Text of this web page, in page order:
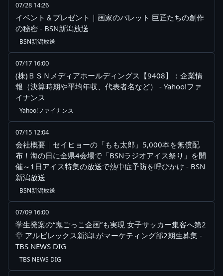
07/28 14:26
イベント＆プレゼント｜画家のパレット 巨匠たちの創作
の秘密 - BSN新潟放送
BSN新潟放送
07/17 16:00
(株)ＢＳＮメディアホールディングス【9408】：企業情
報（決算時期や平均年収、代表者名など） - Yahoo!ファ
イナンス
Yahoo!ファイナンス
07/15 12:04
会社概要｜セイヒョーの「もも太郎」5,000本を無償配
布！海の日に全県4会場で「BSNラジオアイス祭り」を開
催～1日アイス特集の放送で熱中症予防を呼びかけ - BSN
新潟放送
BSN新潟放送
07/09 16:00
学生発案の“鬼ごっこ企画”も実現 女子サッカー集客へ第2
章 アルビレックス新潟Lがマーケティング部2期生募集 -
TBS NEWS DIG
TBS NEWS DIG